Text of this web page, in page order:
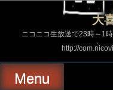
ス
ッ
大
ニコニコ生放送で23時～1
http://
Menu